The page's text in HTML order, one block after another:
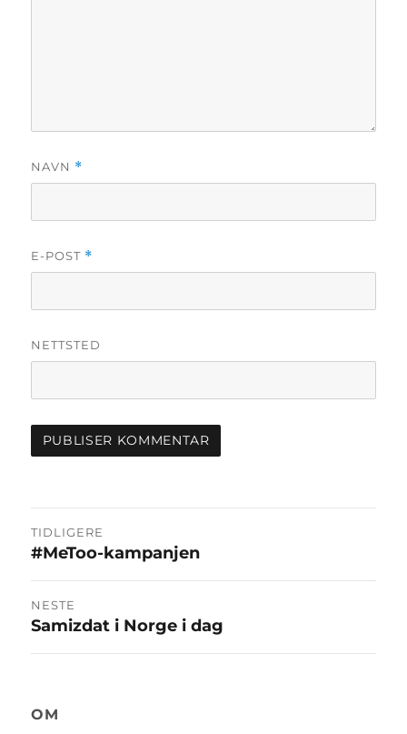
NAVN *
E-POST *
NETTSTED
Innleggsnavigasjon
TIDLIGERE
Forrige
innlegg:
#MeToo-kampanjen
NESTE
Neste
innlegg:
Samizdat i Norge i dag
OM